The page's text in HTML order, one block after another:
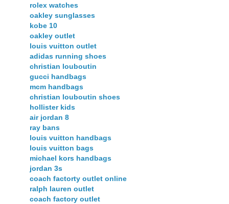
rolex watches
oakley sunglasses
kobe 10
oakley outlet
louis vuitton outlet
adidas running shoes
christian louboutin
gucci handbags
mcm handbags
christian louboutin shoes
hollister kids
air jordan 8
ray bans
louis vuitton handbags
louis vuitton bags
michael kors handbags
jordan 3s
coach factorty outlet online
ralph lauren outlet
coach factory outlet